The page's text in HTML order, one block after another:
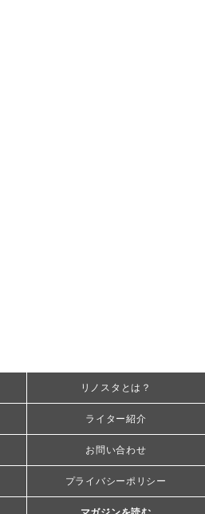
リノスタとは？
ライター紹介
お問い合わせ
プライバシーポリシー